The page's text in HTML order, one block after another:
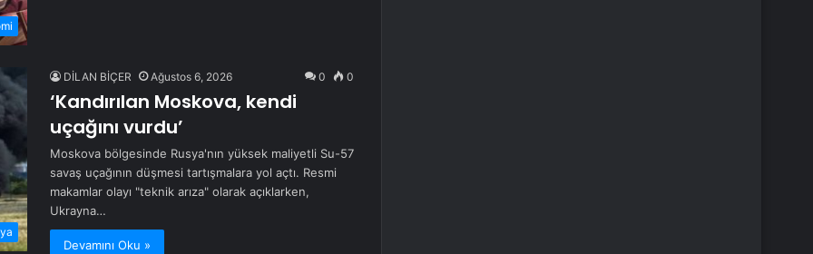
DİLAN BİÇER Ağustos 6, 2026 0 0
‘Kandırılan Moskova, kendi
uçağını vurdu’
Moskova bölgesinde Rusya'nın yüksek maliyetli Su-57
savaş uçağının düşmesi tartışmalara yol açtı. Resmi
makamlar olayı "teknik arıza" olarak açıklarken,
Ukrayna…
Devamını Oku »